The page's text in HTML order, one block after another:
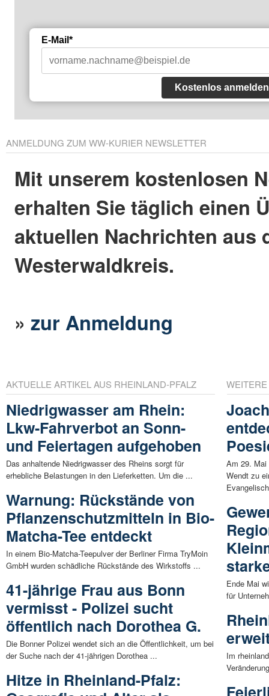
E-Mail*
Kostenlos anmelden
ANMELDUNG ZUM WW-KURIER NEWSLETTER
Mit unserem kostenlosen
erhalten Sie täglich einen
aktuellen Nachrichten aus
Westerwaldkreis.
»zur Anmeldung
AKTUELLE ARTIKEL AUS RHEINLAND-PFALZ
Niedrigwasser am Rhein:
Lkw-Fahrverbot an Sonn-
und Feiertagen aufgehoben
Das anhaltende Niedrigwasser des Rheins sorgt für
erhebliche Belastungen in den Lieferketten. Um die ...
Warnung: Rückstände von
Pflanzenschutzmitteln in Bio-
Matcha-Tee entdeckt
In einem Bio-Matcha-Teepulver der Berliner Firma TryMoin
GmbH wurden schädliche Rückstände des Wirkstoffs ...
41-jährige Frau aus Bonn
vermisst - Polizei sucht
öffentlich nach Dorothea G.
Die Bonner Polizei wendet sich an die Öffentlichkeit, um bei
der Suche nach der 41-jährigen Dorothea ...
Hitze in Rheinland-Pfalz:
Am 29.
Wendt zu
Ende Mai
für
Im